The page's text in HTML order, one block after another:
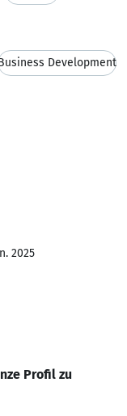
Development
2025
Profil zu